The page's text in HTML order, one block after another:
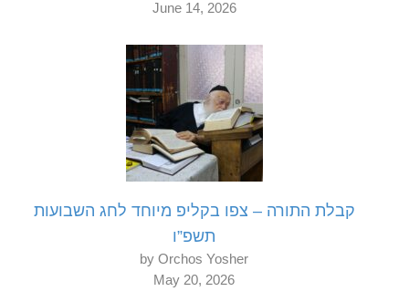
June 14, 2026
קבלת התורה – צפו בקליפ מיוחד לחג השבועות
תשפ”ו
by Orchos Yosher
May 20, 2026